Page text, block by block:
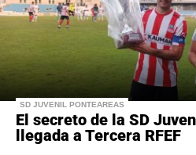
SD JUVENIL PONTEAREAS
El secreto de la SD
llegada a Tercera RFEF